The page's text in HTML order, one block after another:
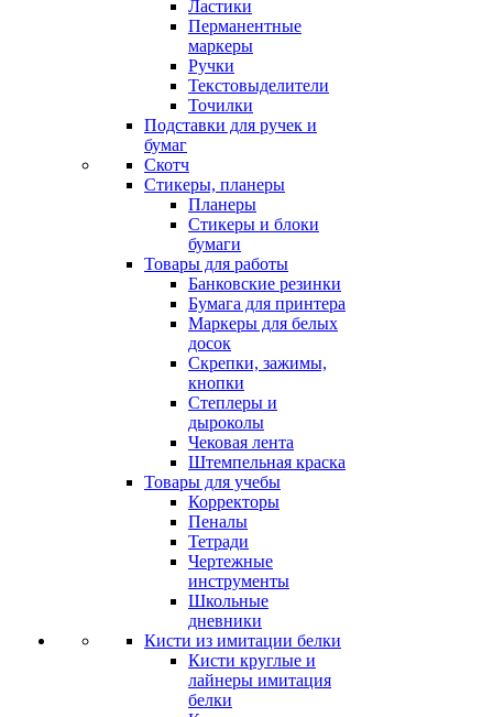
Ластики
Перманентные
маркеры
Ручки
Текстовыделители
Точилки
Подставки для ручек и
бумаг
Скотч
Стикеры, планеры
Планеры
Стикеры и блоки
бумаги
Товары для работы
Банковские резинки
Бумага для принтера
Маркеры для белых
досок
Скрепки, зажимы,
кнопки
Степлеры и
дыроколы
Чековая лента
Штемпельная краска
Товары для учебы
Корректоры
Пеналы
Тетради
Чертежные
инструменты
Школьные
дневники
Кисти из имитации белки
Кисти круглые и
лайнеры имитация
белки